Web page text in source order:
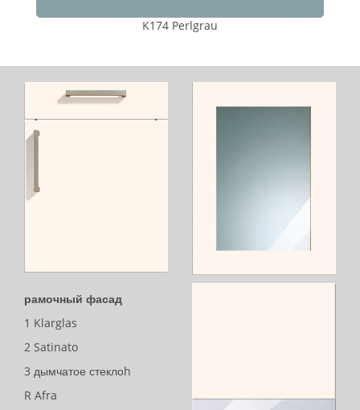
K174 Perlgrau
рамочный фасад
1 Klarglas
2 Satinato
3 дымчатое стеклоh
R Afra